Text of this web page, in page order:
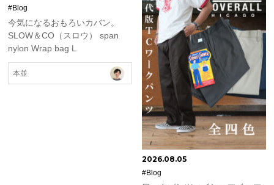
#Blog
今気になるおもろいカバン。
SLOW＆CO（スロウ） span
nylon Wrap bag L
本並
2026.08.05
#Blog